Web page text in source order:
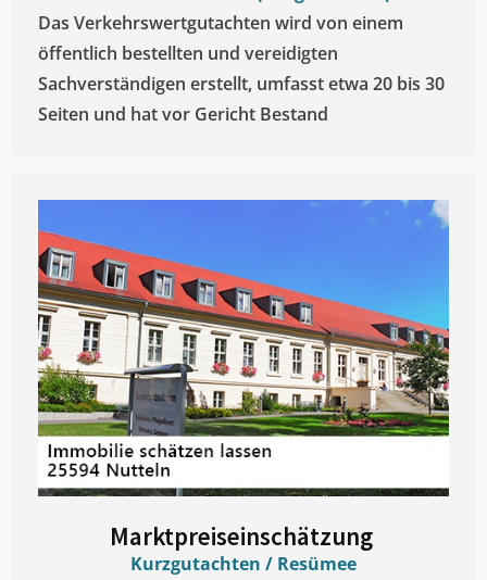
Das Verkehrswertgutachten wird von einem
öffentlich bestellten und vereidigten
Sachverständigen erstellt, umfasst etwa 20 bis 30
Seiten und hat vor Gericht Bestand
Marktpreiseinschätzung ​
Kurzgutachten / Resümee